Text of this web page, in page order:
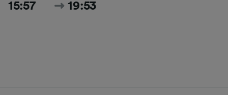
15:57 19:53